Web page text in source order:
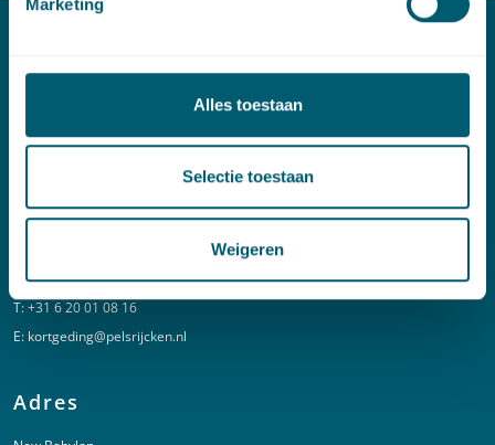
Alles toestaan
Selectie toestaan
Weigeren
Contact
E:info@pelsrijcken.nl
Spoed (Buiten kantoortijden)
T:+31 6 20 01 08 16
E: kortgeding@pelsrijcken.nl
Adres